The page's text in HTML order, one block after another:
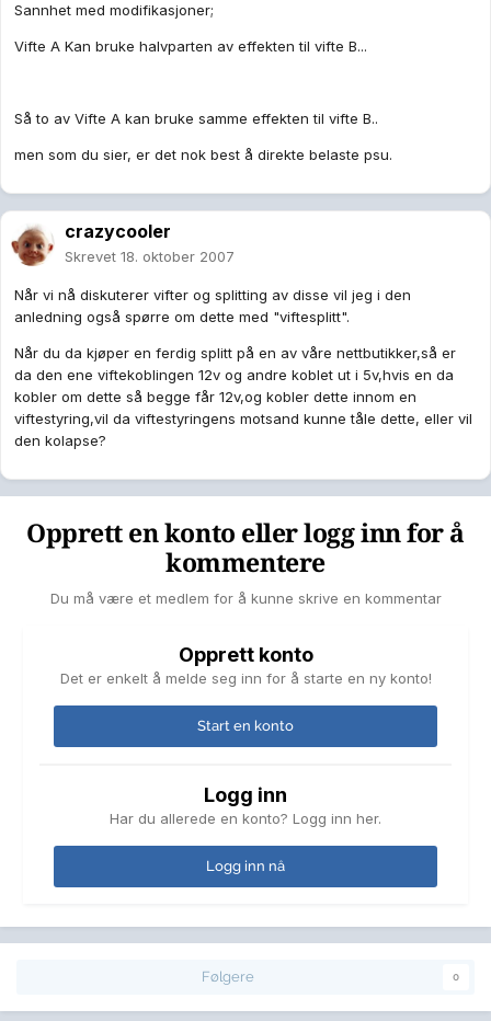
Sannhet med modifikasjoner;
Vifte A Kan bruke halvparten av effekten til vifte B...
Så to av Vifte A kan bruke samme effekten til vifte B..
men som du sier, er det nok best å direkte belaste psu.
crazycooler
Skrevet 18. oktober 2007
Når vi nå diskuterer vifter og splitting av disse vil jeg i den
anledning også spørre om dette med "viftesplitt".
Når du da kjøper en ferdig splitt på en av våre nettbutikker,så er
da den ene viftekoblingen 12v og andre koblet ut i 5v,hvis en da
kobler om dette så begge får 12v,og kobler dette innom en
viftestyring,vil da viftestyringens motsand kunne tåle dette, eller vil
den kolapse?
Opprett en konto eller logg inn for å
kommentere
Du må være et medlem for å kunne skrive en kommentar
Opprett konto
Det er enkelt å melde seg inn for å starte en ny konto!
Start en konto
Logg inn
Har du allerede en konto? Logg inn her.
Logg inn nå
Følgere 0